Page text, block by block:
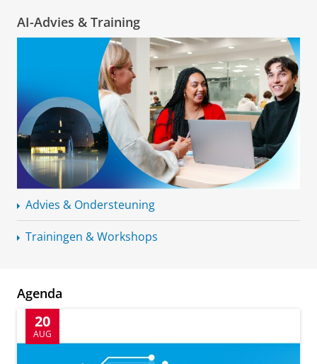
AI-Advies & Training
Advies & Ondersteuning
Trainingen & Workshops
Agenda
20
AUG